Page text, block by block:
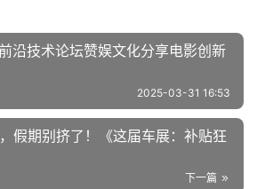
沿技术论坛赞娱文化分享电影创新
2025-03-31 16:53
假期别挤了！《这届车展：补贴狂
下一篇